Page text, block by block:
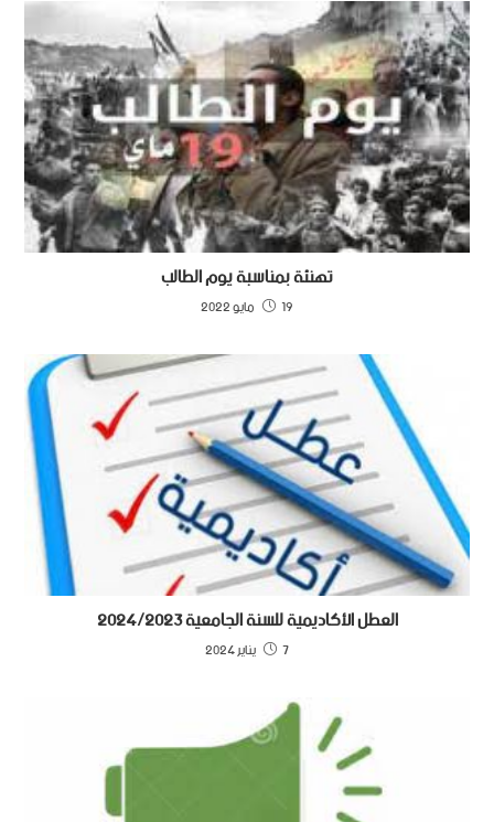
تهنئة بمناسبة يوم الطالب
19 مايو 2022
العطل الأكاديمية للسنة الجامعية 2024/2023
7 يناير 2024